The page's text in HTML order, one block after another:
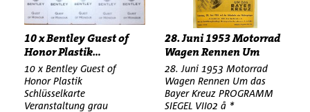
10 x Bentley Guest of
Honor Plastik...
10 x Bentley Guest of
Honor Plastik
Schlüsselkarte
Veranstaltung grau
28. Juni 1953 Motorrad
Wagen Rennen Um
das...
28. Juni 1953 Motorrad
Wagen Rennen Um das
Bayer Kreuz PROGRAMM
SIEGEL VII02 å *